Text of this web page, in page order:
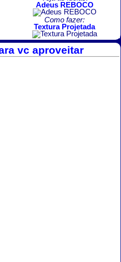
Adeus REBOCO
Como fazer:
Textura Projetada
vc aproveitar